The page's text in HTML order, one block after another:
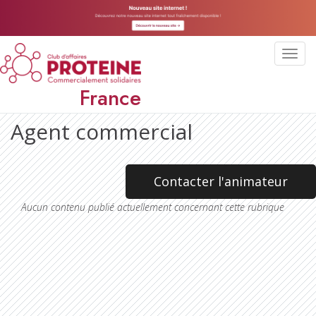
France
Agent commercial
Contacter l'animateur
Aucun contenu publié actuellement concernant cette rubrique